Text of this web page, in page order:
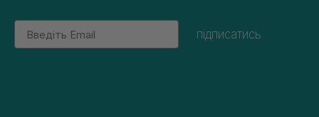
Email
підписатись